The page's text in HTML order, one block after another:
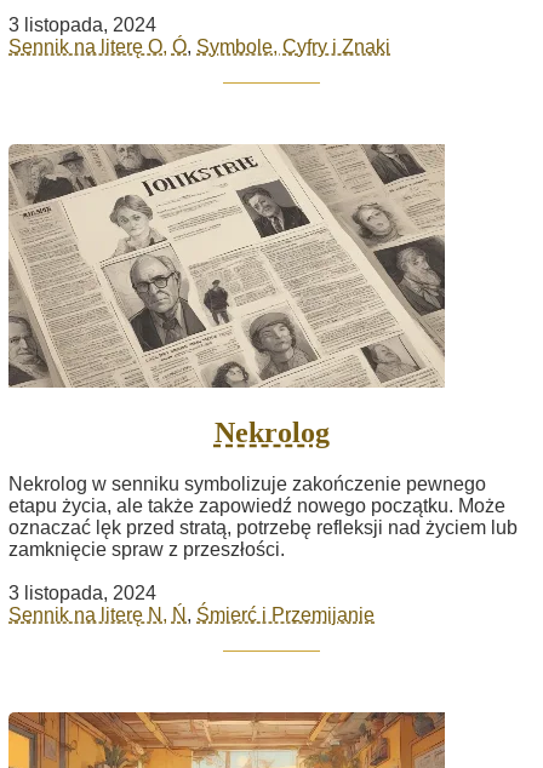
3 listopada, 2024
Sennik na literę O, Ó, Symbole, Cyfry i Znaki
Nekrolog
Nekrolog w senniku symbolizuje zakończenie pewnego
etapu życia, ale także zapowiedź nowego początku. Może
oznaczać lęk przed stratą, potrzebę refleksji nad życiem lub
zamknięcie spraw z przeszłości.
3 listopada, 2024
Sennik na literę N, Ń , Śmierć i Przemijanie